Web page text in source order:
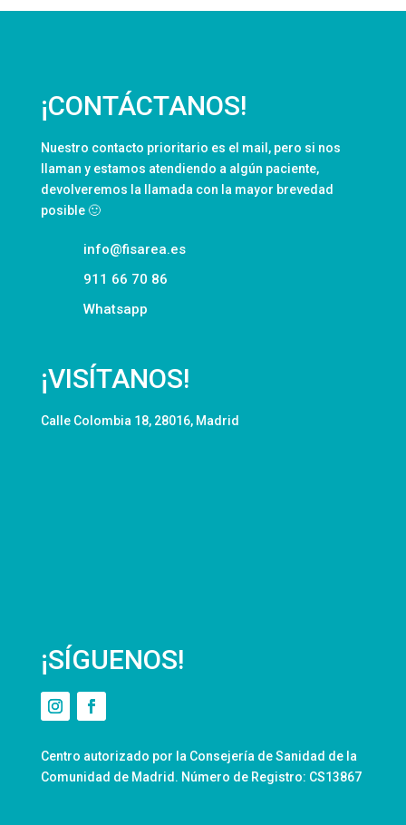
¡CONTÁCTANOS!
Nuestro contacto prioritario es el mail, pero si nos
llaman y estamos atendiendo a algún paciente,
devolveremos la llamada con la mayor brevedad
posible 🙂
info@fisarea.es
911 66 70 86
Whatsapp
¡VISÍTANOS!
Calle Colombia 18, 28016, Madrid
¡SÍGUENOS!
Centro autorizado por la Consejería de Sanidad de la
Comunidad de Madrid. Número de Registro: CS13867